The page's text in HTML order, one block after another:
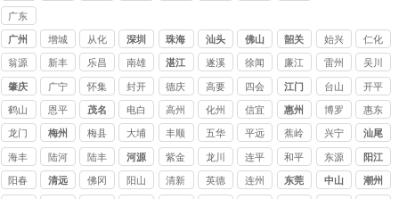
广东
讨债
公司
广州 增城 从化 深圳 珠海 汕头 佛山 韶关 始兴 仁化
翁源 新丰 乐昌 南雄 湛江 遂溪 徐闻 廉江 雷州 吴川
肇庆 广宁 怀集 封开 德庆 高要 四会 江门 台山 开平
鹤山 恩平 茂名 电白 高州 化州 信宜 惠州 博罗 惠东
龙门 梅州 梅县 大埔 丰顺 五华 平远 蕉岭 兴宁 汕尾
海丰 陆河 陆丰 河源 紫金 龙川 连平 和平 东源 阳江
阳春 清远 佛冈 阳山 清新 英德 连州 东莞 中山 潮州